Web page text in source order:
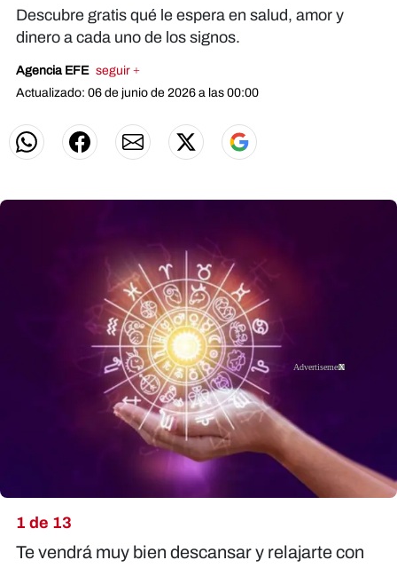
Descubre gratis qué le espera en salud, amor y
dinero a cada uno de los signos.
Agencia EFE seguir +
Actualizado: 06 de junio de 2026 a las 00:00
1 de 13
Te vendrá muy bien descansar y relajarte con
X